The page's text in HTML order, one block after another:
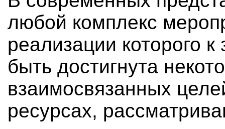
любой комплекс
реализации которого
быть достигнута
взаимосвязанных
ресурсах,